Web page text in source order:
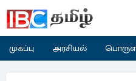
முகப்பு அரசியல்